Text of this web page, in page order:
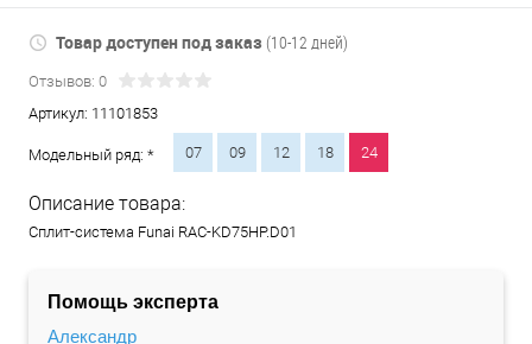
Товар доступен под заказ (10-12 дней)
Отзывов: 0
Артикул: 11101853
Модельный ряд: * 07 09 12 18 24
Описание товара:
Сплит-система Funai RAC-KD75HP.D01
Помощь эксперта
Александр